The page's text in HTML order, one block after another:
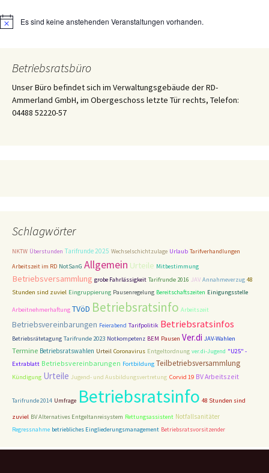
HinweisEs sind keine anstehenden Veranstaltungen vorhanden.
Betriebsratsbüro
Unser Büro befindet sich im Verwaltungsgebäude der RD-
Ammerland GmbH, im Obergeschoss letzte Tür rechts, Telefon:
04488 52220-57
Schlagwörter
NKTW Überstunden Tarifrunde 2025 Wechselschichtzulage Urlaub Tarifverhandlungen
Arbeitszeit im RD NotSanG Allgemein Urteile Mitbestimmung
Betriebsversammlung grobe Fahrlässigkeit Tarifrunde 2016 JAV Annahmeverzug 48
Stunden sind zuviel Eingruppierung Pausenregelung Bereitschaftszeiten Einigungsstelle
Arbeitnehmerhaftung TVöD Betriebsratsinfo Arbeitszeit
Betriebsvereinbarungen Feierabend Tarifpolitik Betriebsratsinfos
Betriebsrätetagung Tarifrunde 2023 Notkompetenz BEM Pausen Ver.di JAV-Wahlen
Termine Betriebsratswahlen Urteil Coronavirus Entgeltordnung ver.di-Jugend "U25" -
Extrablatt Betriebsvereinbarungen Fortbildung Teilbetriebsversammlung
Kündigung Urteile Jugend- und Ausbildungsvertretung Corvid 19 BV Arbeitszeit
Tarifrunde 2014 Umfrage Betriebsratsinfo 48 Stunden sind
zuviel BV Alternatives Entgeltanreisystem Rettungsassistent Notfallsanitäter
Regressnahme betriebliches Eingliederungsmanagement Betriebsratsvorsitzender